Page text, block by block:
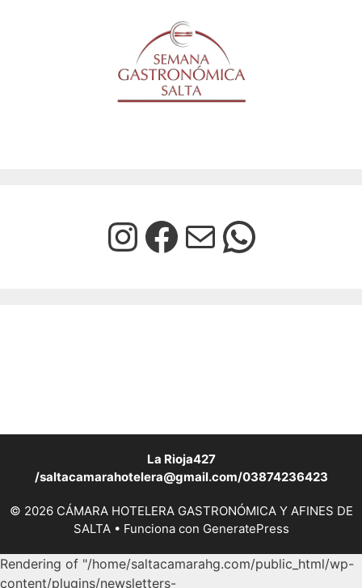
La Rioja427
/saltacamarahotelera@gmail.com/03874236423
© 2026 CÁMARA HOTELERA GASTRONÓMICA Y AFINES DE
SALTA• Funciona con GeneratePress
Rendering of "/home/saltacamarahg.com/public_html/wp-
content/plugins/newsletters-